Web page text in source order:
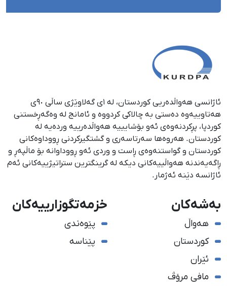
ئاژانسی هەواڵدەریی کوردستان، لە ١ی گەلاوێژی ساڵی ٩٠ی
هەتاوییەوە دەستی بە چالاکی کردووە و ئامانج لە وەگەڕخستنی
كوردپا، پڕكردنەوەی ئەو بۆشایییە هەواڵدەرییە وردەیە لە
كوردستان. هەروەها سەرتاسەری و گشتگیركردنی ڕووداوەكانی
كوردستان و گواستنەوەی ڕاست و وردی ئەو ڕووداوانە بۆ ماڵپەڕ و
ڕاگەیەندنە هەواڵییەكانی دیكە لە گرینگترین ستراتیژییەكانی ئەم
ئاژانسە دێنە ئەژمار.
بەشەکان
هەواڵ
کوردستان
ئێران
مافی مرۆڤ
خزمەتگوزارییەکان
پێوەندی
پێناسە